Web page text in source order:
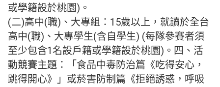
或學籍設於桃園)。
(二)高中(職)、大專組：15歲以上，就讀於全台
高中(職)、大專學生(含自學生) (每隊參賽者須
至少包含1名設戶籍或學籍設於桃園)。四、活
動競賽主題：「食品中毒防治篇《吃得安心，
跳得開心》」或菸害防制篇《拒絕誘惑，呼吸